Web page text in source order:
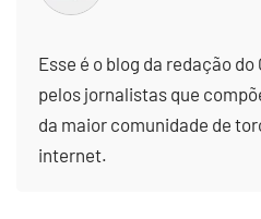
Esse é o blog da redação
pelos jornalistas que
da maior comunidade de
internet.